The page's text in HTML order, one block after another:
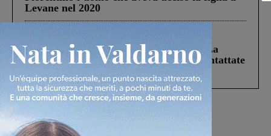
Levane nel 2020
Continuano le ricerche di Miah Billal. La
Prefettura: “In caso di avvistamento contattate
il 112”